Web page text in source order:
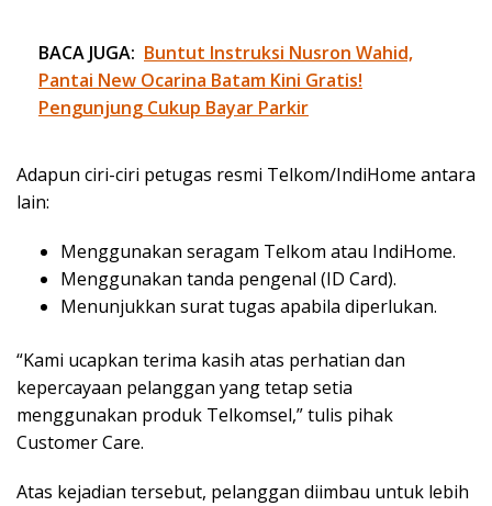
BACA JUGA: Buntut Instruksi Nusron Wahid,
Pantai New Ocarina Batam Kini Gratis!
Pengunjung Cukup Bayar Parkir
Adapun ciri-ciri petugas resmi Telkom/IndiHome antara
lain:
Menggunakan seragam Telkom atau IndiHome.
Menggunakan tanda pengenal (ID Card).
Menunjukkan surat tugas apabila diperlukan.
“Kami ucapkan terima kasih atas perhatian dan
kepercayaan pelanggan yang tetap setia
menggunakan produk Telkomsel,” tulis pihak
Customer Care.
Atas kejadian tersebut, pelanggan diimbau untuk lebih